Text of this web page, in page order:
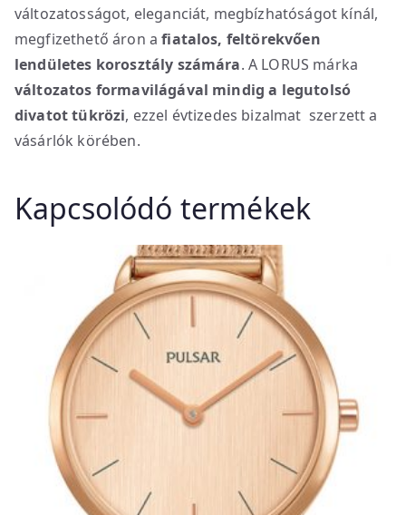
változatosságot, eleganciát, megbízhatóságot kínál,
megfizethető áron afiatalos, feltörekvően
lendületes korosztály számára. A LORUS márka
változatos formavilágával mindig a legutolsó
divatot tükrözi, ezzel évtizedes bizalmat szerzett a
vásárlók körében.
Kapcsolódó termékek